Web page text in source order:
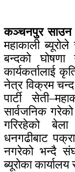
कञ्चनपुर
महाकाली
बन्दको
कार्यकर्तालाई
नेत्र विक्रम चन्द
पार्टी
सार्वजनिक
गरिरहेको
धनगढीबाट
नगरेको भन्दै
ब्यूरोका